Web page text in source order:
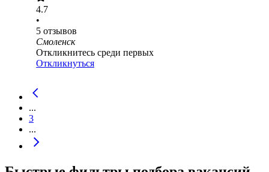
4.7
•
5 отзывов
Смоленск
Откликнитесь среди первых
Откликнуться
...
3
...